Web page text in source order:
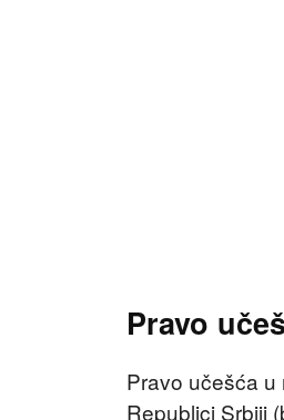
Pravo
Pravo učešća
Republici Srbiji